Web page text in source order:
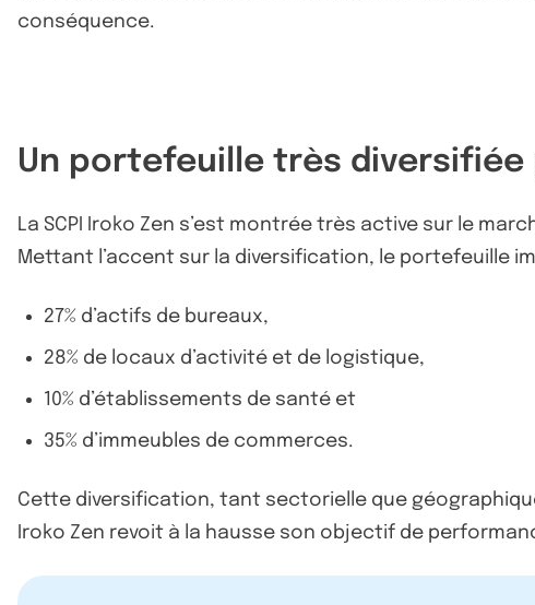
conséquence.
Un portefeuille très diversifiée
La SCPI Iroko Zen s’est montrée très active sur le
Mettant l’accent sur la diversification, le portefeuille
27% d’actifs de bureaux,
28% de locaux d’activité et de logistique,
10% d’établissements de santé et
35% d’immeubles de commerces.
Cette diversification, tant sectorielle que
Iroko Zen revoit à la hausse son objectif de